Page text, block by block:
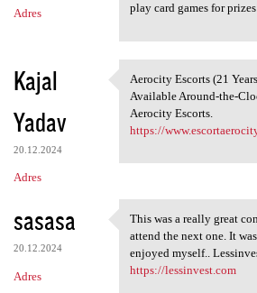
Adres
play card games for
Kajal
Yadav
20.12.2024
Adres
Aerocity Escorts (21
Aerocity Escorts (21
Available Around-the-
Aerocity Escorts.
https://
sasasa
20.12.2024
Adres
This was a really
This was a really great
attend the next one. It
enjoyed myself..
https://lessinvest.com